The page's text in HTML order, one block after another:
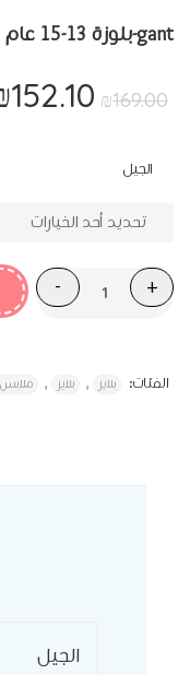
gant-بلوزة 13-15 عام
₪169.00
السعر
152.10
الجيل
الفئات: بلايز , بلايز , ملابس
الجيل